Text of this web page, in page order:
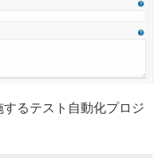
るテスト自動化プロジ